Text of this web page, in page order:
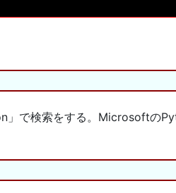
」で検索をする。Microsoftの